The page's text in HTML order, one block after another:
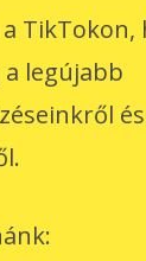
TikTokon,
legújabb
és